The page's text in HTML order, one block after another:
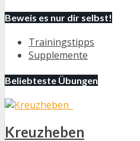
Beweis es nur dir selbst!
Trainingstipps
Supplemente
Beliebteste Übungen
Kreuzheben